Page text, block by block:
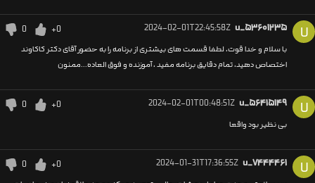
U u_۵۳۶۰۱۲۳۵ 2024-02-01T22:45:58Z
+0
0
با سلام و خدا قوت، لطفا قسمت های بیشتری از برنامه را به حضور آقای دکتر کاکاوند
اختصاص دهید، تمام دقایق برنامه مفید ، آموزنده و فوق العاده...ممنون
U u_۵۶۴۱۵۱۴۹ 2024-02-01T00:48:51Z
+0
0
بی نظیر بود واقعا
U u_۷۴۴۴۴۶۱ 2024-01-31T17:36:55Z
+0
0